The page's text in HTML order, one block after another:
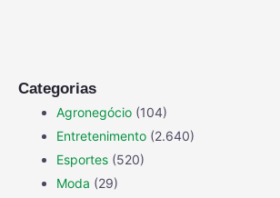
Categorias
Agronegócio (104)
Entretenimento (2.640)
Esportes (520)
Moda (29)